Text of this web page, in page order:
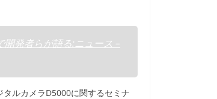
発者らが語る:ニュース –
ルカメラD5000に関するセミナ